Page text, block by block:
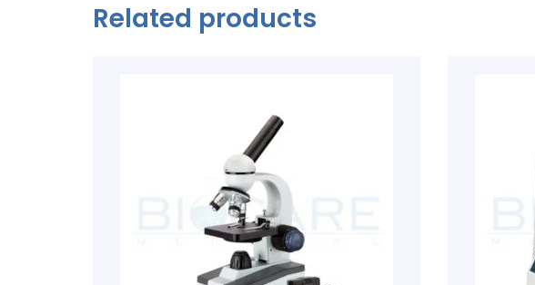
Related products